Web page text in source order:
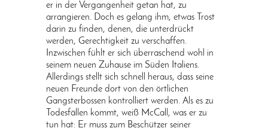
er in der Vergangenheit getan hat, zu
arrangieren. Doch es gelang ihm, etwas Trost
darin zu finden, denen, die unterdrückt
werden, Gerechtigkeit zu verschaffen.
Inzwischen fühlt er sich überraschend wohl in
seinem neuen Zuhause im Süden Italiens.
Allerdings stellt sich schnell heraus, dass seine
neuen Freunde dort von den örtlichen
Gangsterbossen kontrolliert werden. Als es zu
Todesfällen kommt, weiß McCall, was er zu
tun hat: Er muss zum Beschützer seiner